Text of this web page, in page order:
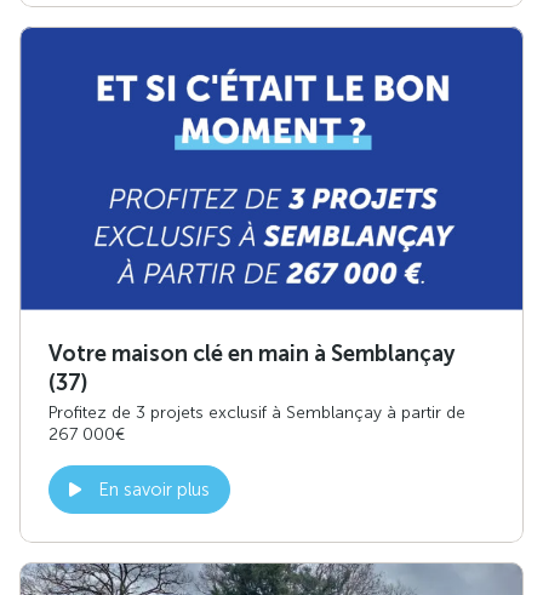
Votre maison clé en main à Semblançay
(37)
Profitez de 3 projets exclusif à Semblançay à partir de
267 000€
En savoir plus